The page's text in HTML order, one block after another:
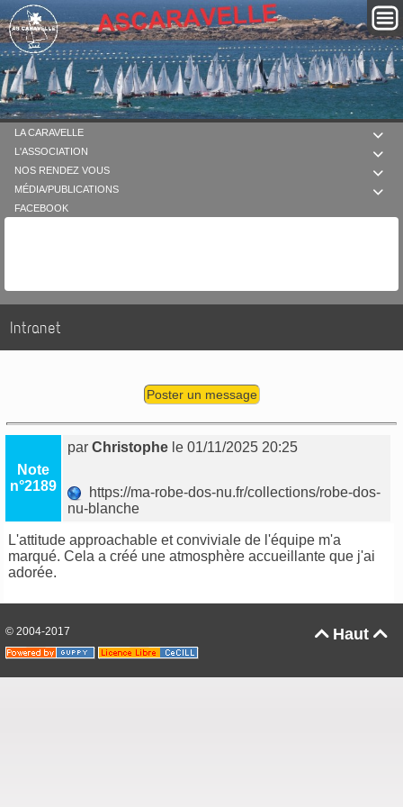

LA CARAVELLE

L'ASSOCIATION

NOS RENDEZ VOUS

MÉDIA/PUBLICATIONS
FACEBOOK
Intranet
Poster un message
Note
n°2189
parChristophe le 01/11/2025 20:25
https://ma-robe-dos-nu.fr/collections/robe-dos-
nu-blanche
L'attitude approachable et conviviale de l'équipe m'a
marqué. Cela a créé une atmosphère accueillante que j'ai
adorée.
Haut 
© 2004-2017